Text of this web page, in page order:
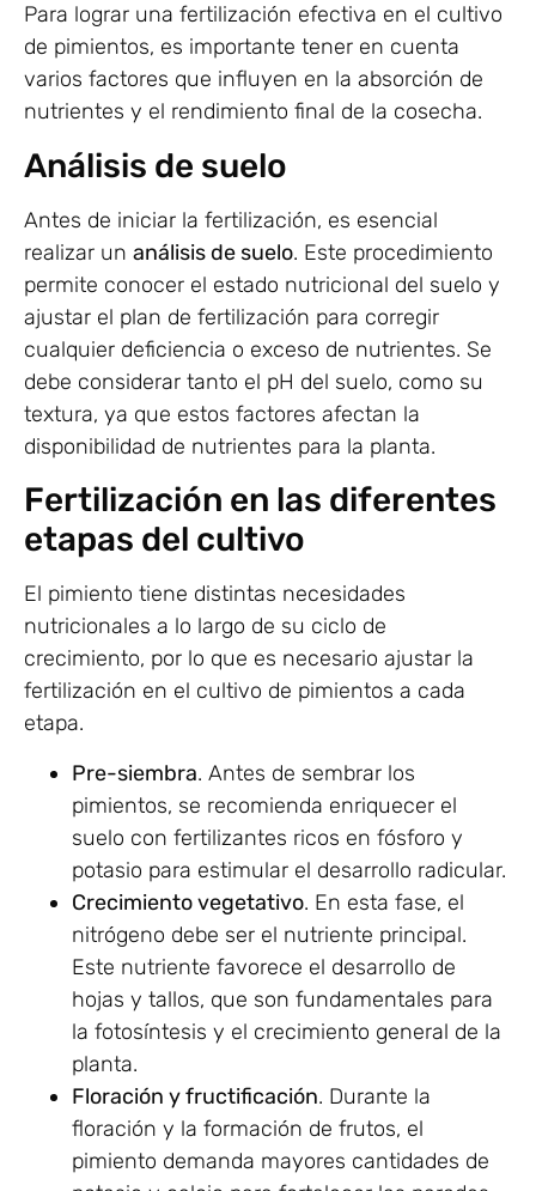
Para lograr una fertilización efectiva en el cultivo
de pimientos, es importante tener en cuenta
varios factores que influyen en la absorción de
nutrientes y el rendimiento final de la cosecha.
Análisis de suelo
Antes de iniciar la fertilización, es esencial
realizar un análisis de suelo. Este procedimiento
permite conocer el estado nutricional del suelo y
ajustar el plan de fertilización para corregir
cualquier deficiencia o exceso de nutrientes. Se
debe considerar tanto el pH del suelo, como su
textura, ya que estos factores afectan la
disponibilidad de nutrientes para la planta.
Fertilización en las diferentes
etapas del cultivo
El pimiento tiene distintas necesidades
nutricionales a lo largo de su ciclo de
crecimiento, por lo que es necesario ajustar la
fertilización en el cultivo de pimientos a cada
etapa.
Pre-siembra. Antes de sembrar los
pimientos, se recomienda enriquecer el
suelo con fertilizantes ricos en fósforo y
potasio para estimular el desarrollo radicular.
Crecimiento vegetativo. En esta fase, el
nitrógeno debe ser el nutriente principal.
Este nutriente favorece el desarrollo de
hojas y tallos, que son fundamentales para
la fotosíntesis y el crecimiento general de la
planta.
Floración y fructificación. Durante la
floración y la formación de frutos, el
pimiento demanda mayores cantidades de